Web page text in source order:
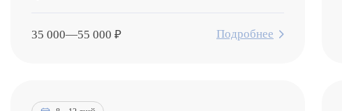
35 000—55 000 ₽ Подробнее